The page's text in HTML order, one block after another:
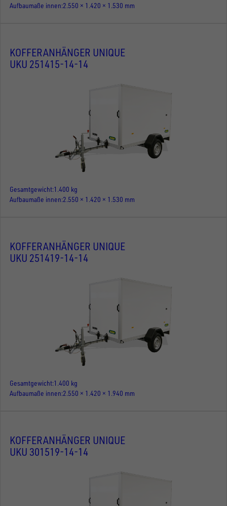
Aufbaumaße innen 2.550 × 1.420 × 1.530 mm
KOFFERANHÄNGER UNIQUE
UKU 251415-14-14
Gesamtgewicht 1.400 kg
Aufbaumaße innen 2.550 × 1.420 × 1.530 mm
KOFFERANHÄNGER UNIQUE
UKU 251419-14-14
Gesamtgewicht 1.400 kg
Aufbaumaße innen 2.550 × 1.420 × 1.940 mm
KOFFERANHÄNGER UNIQUE
UKU 301519-14-14